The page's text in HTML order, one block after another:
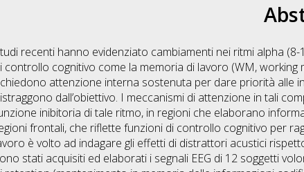
recenti hanno evidenziato cambiamenti nei ritmi alpha
controllo cognitivo come la memoria di lavoro (WM,
attenzione interna sostenuta per dare priorità alle
dall’obiettivo. I meccanismi di attenzione in tali
inibitoria di tale ritmo, in regioni che elaborano
frontali, che riflette funzioni di controllo cognitivo per
è volto ad indagare gli effetti di distrattori acustici
stati acquisiti ed elaborati i segnali EEG di 12 soggetti